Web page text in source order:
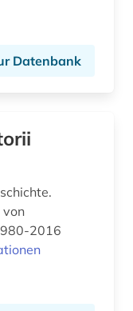
Datenbank
2016